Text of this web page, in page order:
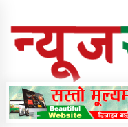
Online News Portal